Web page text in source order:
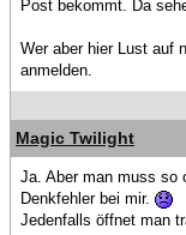
Post bekommt. Da
Wer aber hier Lust auf
anmelden.
Magic Twilight
Ja. Aber man muss so
Denkfehler bei mir.
Jedenfalls öffnet man